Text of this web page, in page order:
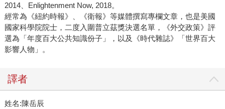
2014、Enlightenment Now, 2018。
經常為《紐約時報》、《衛報》等媒體撰寫專欄文章，也是美國
國家科學院院士，二度入圍普立茲獎決選名單，《外交政策》評
選為「年度百大公共知識份子」，以及《時代雜誌》「世界百大
影響人物」。
譯者
姓名:陳岳辰